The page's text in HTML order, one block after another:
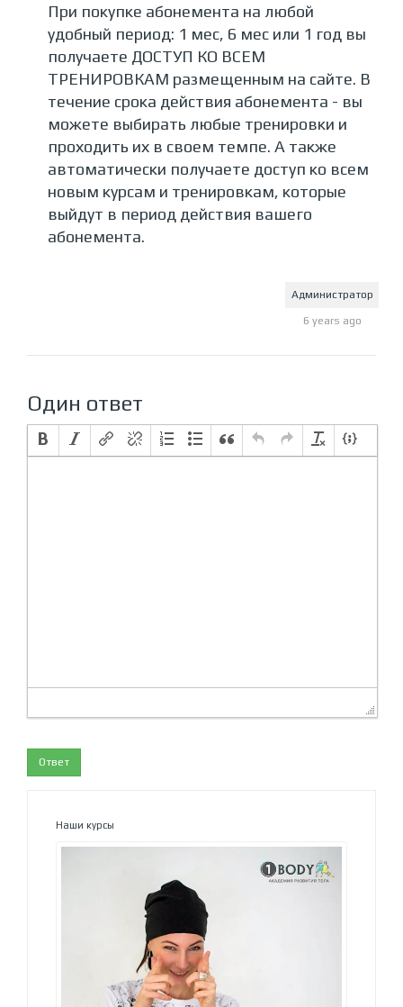
При покупке абонемента на любой
удобный период: 1 мес, 6 мес или 1 год вы
получаете ДОСТУП КО ВСЕМ
ТРЕНИРОВКАМ размещенным на сайте. В
течение срока действия абонемента - вы
можете выбирать любые тренировки и
проходить их в своем темпе. А также
автоматически получаете доступ ко всем
новым курсам и тренировкам, которые
выйдут в период действия вашего
абонемента.
Администратор
6 years ago
Один ответ
Ответ
Наши курсы